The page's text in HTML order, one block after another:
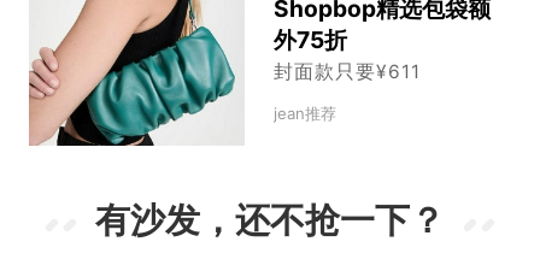
Shopbop精选包袋额
外75折
封面款只要¥611
jean推荐
有沙发，还不抢一下？